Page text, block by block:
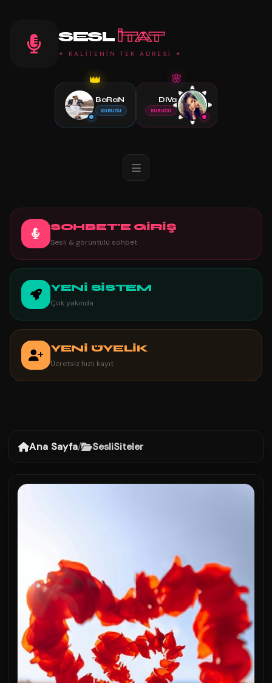
SESL ITAT
✦ KALİTENİN TEK ADRESİ ✦
👑
BaRaN
KURUCU
🌸
DiVa
KURUCU
SOHBET'E GİRİŞ
Sesli & görüntülü sohbet
YENİ SİSTEM
Çok yakında
YENİ ÜYELİK
Ücretsiz hızlı kayıt
Ana Sayfa/ SesliSiteler